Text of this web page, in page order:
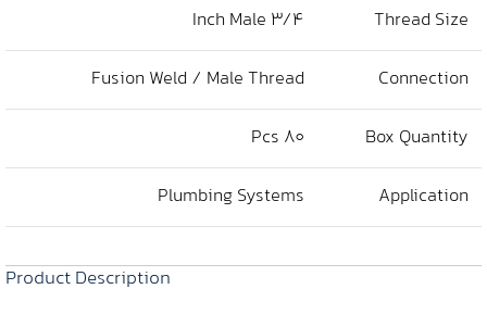
Thread Size
3/4 Inch Male
Connection
Fusion Weld / Male Thread
Box Quantity
80 Pcs
Application
Plumbing Systems
Product Description